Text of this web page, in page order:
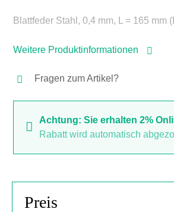
Blattfeder Stahl, 0,4 mm, L = 165 mm
Weitere Produktinformationen
Fragen zum Artikel?
Achtung: Sie erhalten 2%
Rabatt wird automatisch
Preis